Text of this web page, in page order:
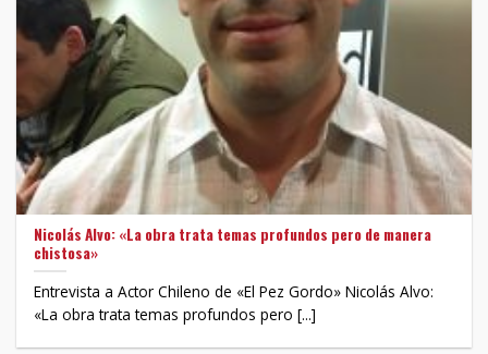
Nicolás Alvo: «La obra trata temas profundos pero de manera
chistosa»
Entrevista a Actor Chileno de «El Pez Gordo» Nicolás Alvo:
«La obra trata temas profundos pero [...]